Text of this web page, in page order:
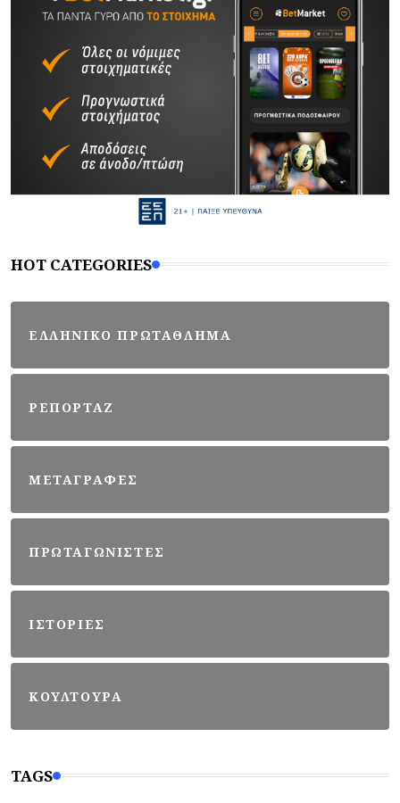
HOT CATEGORIES
ΕΛΛΗΝΙΚΟ ΠΡΩΤΑΘΛΗΜΑ
ΡΕΠΟΡΤΑΖ
ΜΕΤΑΓΡΑΦΕΣ
ΠΡΩΤΑΓΩΝΙΣΤΕΣ
ΙΣΤΟΡΙΕΣ
ΚΟΥΛΤΟΥΡΑ
TAGS